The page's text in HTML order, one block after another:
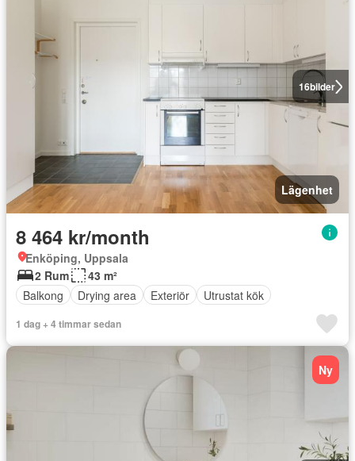
16bilder
Lägenhet
8 464 kr/month
Enköping, Uppsala
2 Rum
43 m²
Balkong
Drying area Exteriör Utrustat kök
1 dag + 4 timmar sedan
Ny